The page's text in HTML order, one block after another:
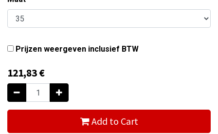
Prijzen weergeven inclusief BTW
121,83€
Add to Cart